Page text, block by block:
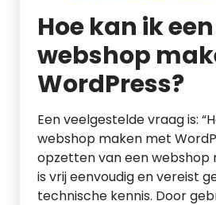
Hoe kan ik een
webshop
WordPress?
Een veelgestelde vraag is:
webshop maken met
opzetten van een webshop
is vrij eenvoudig en vereist
technische kennis. Door